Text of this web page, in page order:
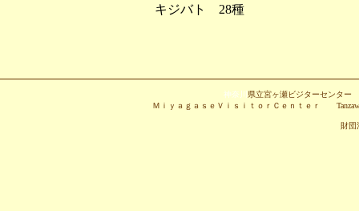
キジバト 28種
神奈川
県立宮ヶ瀬ビジターセン
ＭｉｙａｇａｓｅＶｉｓｉｔｏｒＣｅｎｔｅｒ Tanzawa-
財